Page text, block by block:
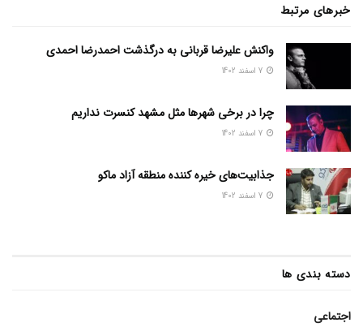
خبرهای مرتبط
واکنش علیرضا قربانی به درگذشت احمدرضا احمدی
چرا در برخی شهرها مثل مشهد کنسرت نداریم
جذابیت‌های خیره کننده منطقه آزاد ماکو
دسته بندی ها
اجتماعی